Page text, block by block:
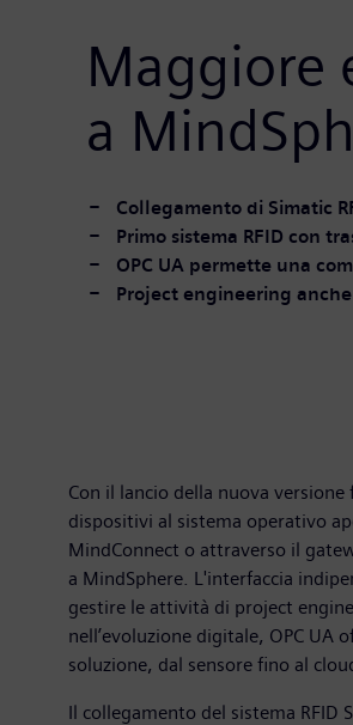
Maggiore
a
Collegamento di Simatic
Primo sistema RFID con
OPC UA permette una
Project engineering
Con il lancio della nuova
dispositivi al sistema operativo
MindConnect o attraverso il
a MindSphere. L'interfaccia
gestire le attività di project
nell’evoluzione digitale, OPC UA
soluzione, dal sensore fino al
Il collegamento del sistema